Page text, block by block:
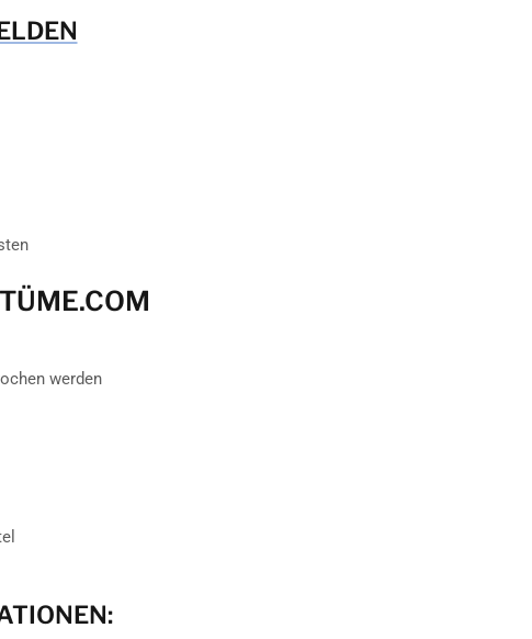
werden